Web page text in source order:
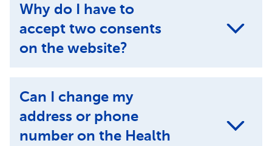
Why do I have to
accept two consents
on the website?
Can I change my
address or phone
number on the Health